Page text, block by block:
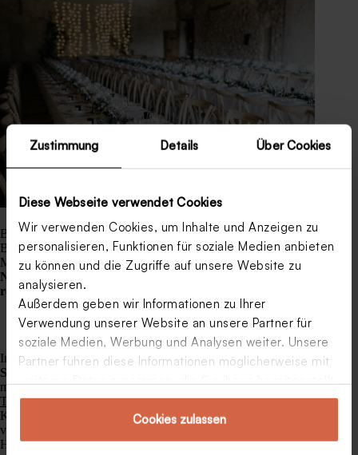
Zustimmung Details Über Cookies
Diese Webseite verwendet Cookies
Wir verwenden Cookies, um Inhalte und Anzeigen zu
personalisieren, Funktionen für soziale Medien anbieten
zu können und die Zugriffe auf unsere Website zu
analysieren.
Außerdem geben wir Informationen zu Ihrer
Verwendung unserer Website an unsere Partner für
soziale Medien, Werbung und Analysen weiter. Unsere
Partner führen diese Informationen möglicherweise mit
haben oder die sie im Rahmen Ihrer Nutzung der
Dienste gesammelt haben.Cookies zulassen
Bei der Gestaltung der Papeterielassen sich sanfte
Brauntöne mit weißen oder schwarzen Akzenten kombinieren.
Mitbraunfarbenen Hochzeitskarten aus echten
Naturmaterialien
stimmen Sie Ihre Gäste auf ein
romantisches Fest
Im besten Fall machen Sie den Anfang mit einer passenden
Save The Date Karte
, die im rustikalen Stil gehalten ist. Wir
möchten Ihnen daher unsere Auswahl anbraunfarbenen Save-
The-Date-Kartenvorstellen, die aus hochwertigem
Kraftpapier gefertigt sind. DurchSave the Date Karten
verschicken, geben Sie Ihren Gästen das Thema Ihrer
Hochzeit bereits im Voraus bekannt.